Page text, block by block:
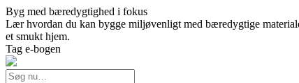
Byg med bæredygtighed i fokus
Lær hvordan du kan bygge miljøvenligt med bæredygtige
et smukt hjem.
Tag e-bogen